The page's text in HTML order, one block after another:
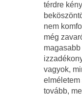
térdre
nem
még
vagyok,
elméletem
tovább,